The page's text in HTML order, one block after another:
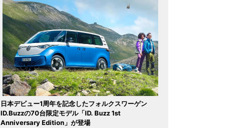
日本デビュー1周年を記念したフォルクスワーゲン
ID.Buzzの70台限定モデル「ID. Buzz 1st
Anniversary Edition」が登場